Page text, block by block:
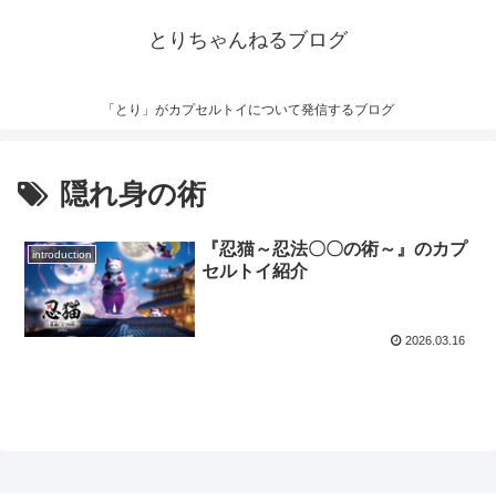
とりちゃんねるブログ
「とり」がカプセルトイについて発信するブログ
隠れ身の術
introduction
『忍猫～忍法〇〇の術～』のカプ
セルトイ紹介
2026.03.16